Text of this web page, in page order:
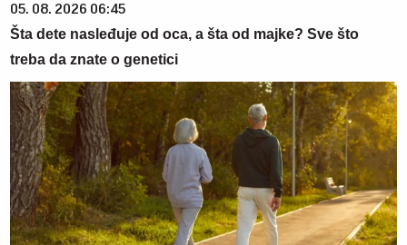
05. 08. 2026 06:45
Šta dete nasleđuje od oca, a šta od majke? Sve što
treba da znate o genetici